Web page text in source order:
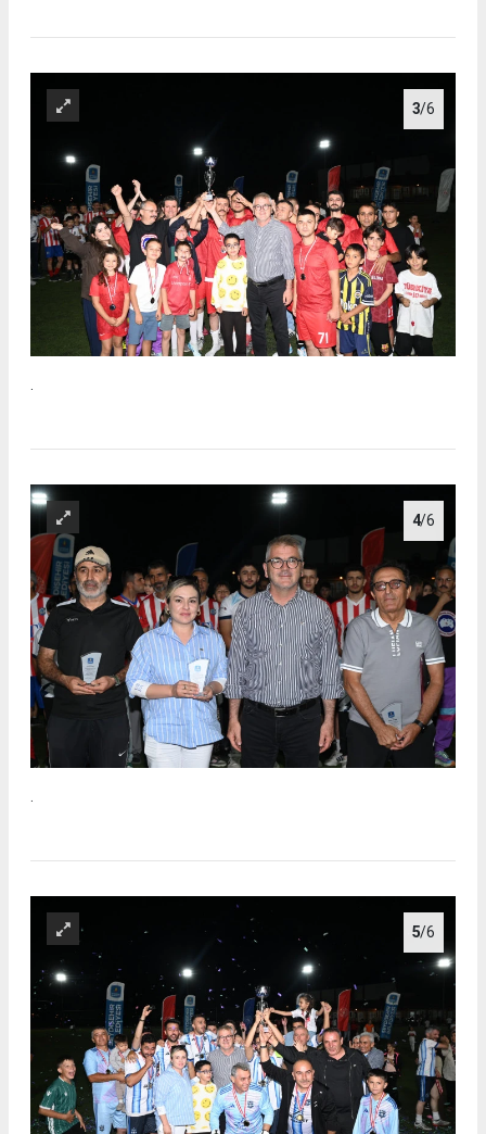
3/6
4/6
5/6